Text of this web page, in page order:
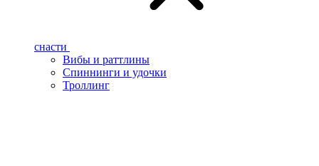
снасти
Вибы и раттлины
Спиннинги и удочки
Троллинг